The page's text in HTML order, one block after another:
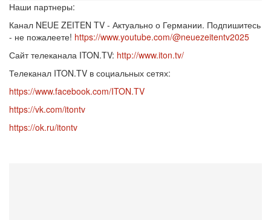
Наши партнеры:
Канал NEUE ZEITEN TV - Актуально о Германии. Подпишитесь
- не пожалеете! https://www.youtube.com/@neuezeitentv2025
Сайт телеканала ITON.TV: http://www.iton.tv/
Телеканал ITON.TV в социальных сетях:
https://www.facebook.com/ITON.TV
https://vk.com/itontv
https://ok.ru/itontv